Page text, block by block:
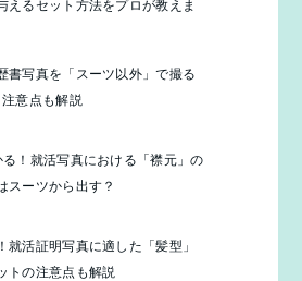
えるセット方法をプロが教えま
書写真を「スーツ以外」で撮る
意点も解説
！就活写真における「襟元」の
スーツから出す？
就活証明写真に適した「髪型」
トの注意点も解説